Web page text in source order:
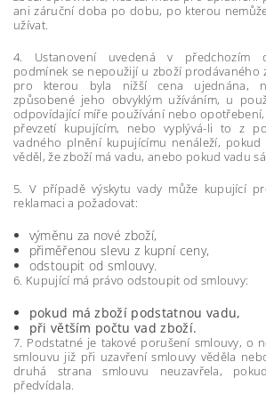
ani záruční doba po dobu, po kterou
užívat.
4. Ustanovení uvedená v předchozím
podmínek se nepoužijí u zboží prodávaného
pro kterou byla nižší cena ujednána,
způsobené jeho obvyklým užíváním, u
odpovídající míře používání nebo
převzetí kupujícím, nebo vyplývá-li to z
vadného plnění kupujícímu nenáleží,
věděl, že zboží má vadu, anebo pokud vadu
5. V případě výskytu vady může kupující
reklamaci a požadovat:
výměnu za nové zboží,
přiměřenou slevu z kupní ceny,
odstoupit od smlouvy.
6. Kupující má právo odstoupit od smlouvy:
pokud má zboží podstatnou vadu,
při větším počtu vad zboží.
7. Podstatné je takové porušení smlouvy, o
smlouvu již při uzavření smlouvy věděla
druhá strana smlouvu neuzavřela,
předvídala.